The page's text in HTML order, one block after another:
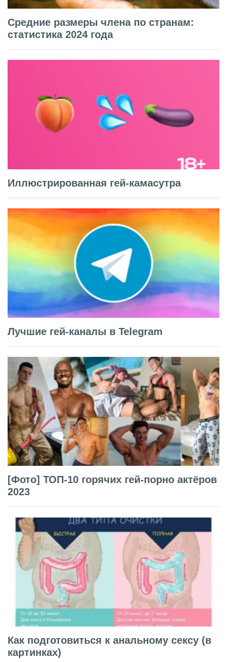
Средние размеры члена по странам:
статистика 2024 года
Иллюстрированная гей-камасутра
Лучшие гей-каналы в Telegram
[Фото] ТОП-10 горячих гей-порно актёров
2023
Как подготовиться к анальному сексу (в
картинках)